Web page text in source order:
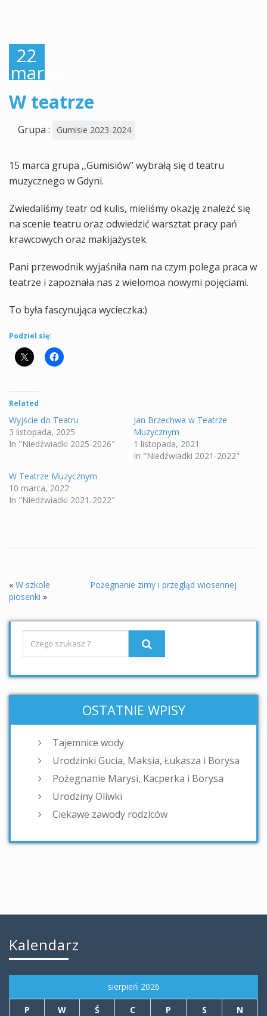
22
marca,
2024
W teatrze
Grupa : Gumisie 2023-2024
15 marca grupa ,,Gumisiów” wybrałą się d teatru
muzycznego w Gdyni.
Zwiedaliśmy teatr od kulis, mieliśmy okazję znależć się
na scenie teatru oraz odwiedzić warsztat pracy pań
krawcowych oraz makijażystek.
Pani przewodnik wyjaśniła nam na czym polega praca w
teatrze i zapoznała nas z wielomoa nowymi pojęciami.
To była fascynująca wycieczka:)
Podziel się:
Related
Wyjście do Teatru
3 listopada, 2025
In "Niedźwiadki 2025-2026"
Jan Brzechwa w Teatrze
Muzycznym
1 listopada, 2021
In "Niedźwiadki 2021-2022"
W Teatrze Muzycznym
10 marca, 2022
In "Niedźwiadki 2021-2022"
« W szkole
Pożegnanie zimy i przegląd wiosennej
piosenki »
OSTATNIE WPISY
Tajemnice wody
Urodzinki Gucia, Maksia, Łukasza i Borysa
Pożegnanie Marysi, Kacperka i Borysa
Urodziny Oliwki
Ciekawe zawody rodziców
Kalendarz
sierpień 2026
P W Ś C P S
N